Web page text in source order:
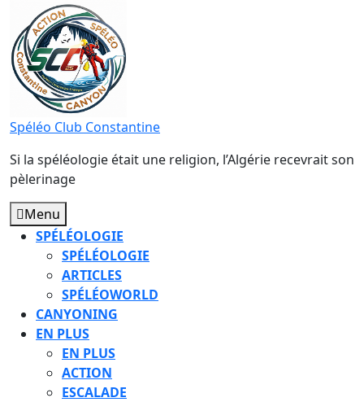
content
Spéléo Club Constantine
Si la spéléologie était une religion, l’Algérie recevrait son
pèlerinage
Menu
SPÉLÉOLOGIE
SPÉLÉOLOGIE
ARTICLES
SPÉLÉOWORLD
CANYONING
EN PLUS
EN PLUS
ACTION
ESCALADE